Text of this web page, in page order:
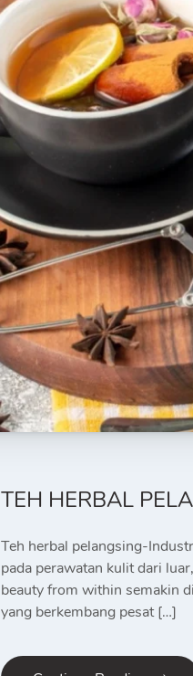
TEH HERBAL
Teh herbal pelangsing-
pada perawatan kulit dari
beauty from within semakin
yang berkembang pesat […]